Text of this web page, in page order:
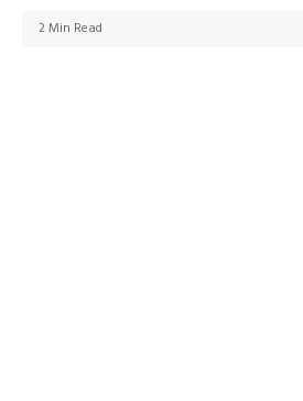
2 Min Read